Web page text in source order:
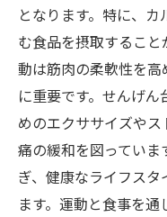
となります。特に、
む食品を摂取するこ
動は筋肉の柔軟性を
に重要です。せんげ
めのエクササイズや
痛の緩和を図ってい
ぎ、健康なライフス
ます。運動と食事を